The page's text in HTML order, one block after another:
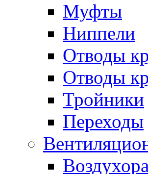
Муфты
Ниппели
Отводы
Отводы
Тройники
Переходы